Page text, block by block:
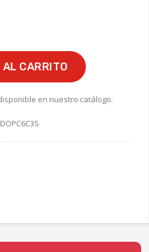
AL CARRITO
en nuestro catálogo.